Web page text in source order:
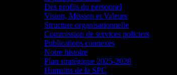
Des profils du personnel
Vision, Mission et Valeurs
Structure organisationnelle
Commission de services policiers
Publications connexes
Notre histoire
Plan stratégique 2025-2028
Humains de la SPC